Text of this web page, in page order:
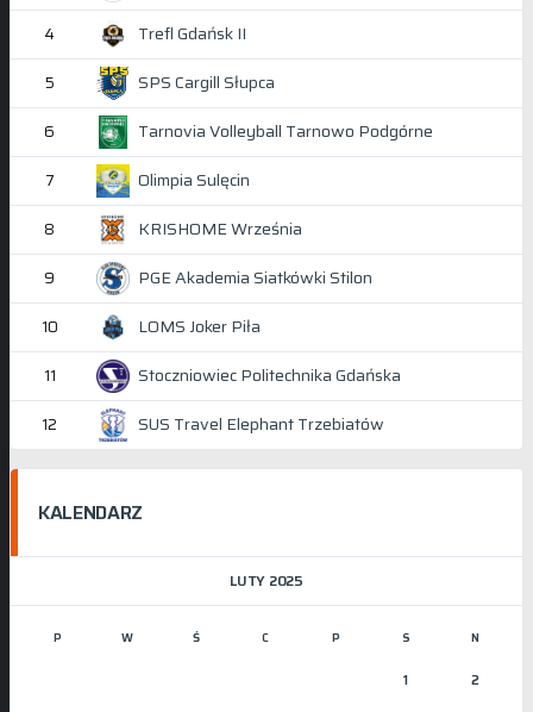
4 Trefl Gdańsk II
5 SPS Cargill Słupca
6 Tarnovia Volleyball Tarnowo Podgórne
7 Olimpia Sulęcin
8 KRISHOME Września
9 PGE Akademia Siatkówki Stilon
10 LOMS Joker Piła
11 Stoczniowiec Politechnika Gdańska
12 SUS Travel Elephant Trzebiatów
KALENDARZ
LUTY 2025
P W Ś C P S N
1 2